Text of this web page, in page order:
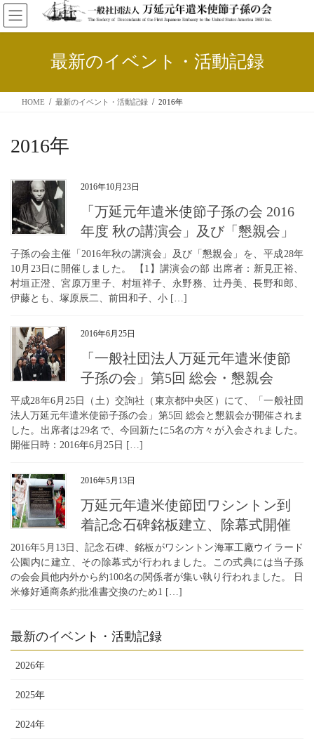
コ
ン
ス
ナ
ビ
ン
最新のイベント・活動記録
HOME 最新のイベント・活動記録 2016年
2016年
2016年10月23日
「万延元年遣米使節子孫の会 2016
年度 秋の講演会」及び「懇親会」
子孫の会主催「2016年秋の講演会」及び「懇親会」を、平成28年
10月23日に開催しました。 【1】講演会の部 出席者：新見正裕、
村垣正澄、宮原万里子、村垣祥子、永野務、辻丹美、長野和郎、
伊藤とも、塚原辰二、前田和子、小 […]
2016年6月25日
「一般社団法人万延元年遣米使節
子孫の会」第5回 総会・懇親会
平成28年6月25日（土）交詢社（東京都中央区）にて、「一般社団
法人万延元年遣米使節子孫の会」第5回 総会と懇親会が開催されま
した。出席者は29名で、今回新たに5名の方々が入会されました。
開催日時：2016年6月25日 […]
2016年5月13日
万延元年遣米使節団ワシントン到
着記念石碑銘板建立、除幕式開催
2016年5月13日、記念石碑、銘板がワシントン海軍工廠ウイラード
公園内に建立、その除幕式が行われました。この式典には当子孫
の会会員他内外から約100名の関係者が集い執り行われました。 日
米修好通商条約批准書交換のため1 […]
最新のイベント・活動記録
2026年
2025年
2024年